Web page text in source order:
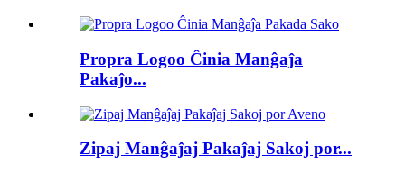
Propra Logoo Ĉinia Manĝaĵa
Pakaĵo...
Zipaj Manĝaĵaj Pakaĵaj Sakoj por...